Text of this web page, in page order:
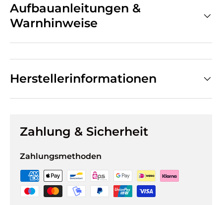
Aufbauanleitungen &
Warnhinweise
Herstellerinformationen
Zahlung & Sicherheit
Zahlungsmethoden